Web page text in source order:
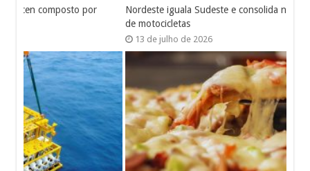
Nordeste iguala Sudeste e consolida nova força no mercado